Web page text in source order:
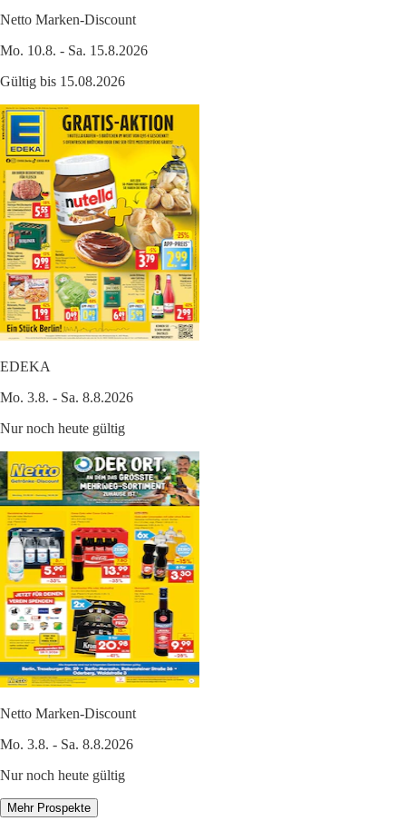
Netto Marken-Discount
Mo. 10.8. - Sa. 15.8.2026
Gültig bis 15.08.2026
EDEKA
Mo. 3.8. - Sa. 8.8.2026
Nur noch heute gültig
Netto Marken-Discount
Mo. 3.8. - Sa. 8.8.2026
Nur noch heute gültig
Mehr Prospekte